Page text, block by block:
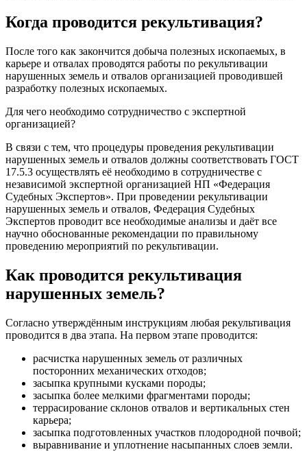
Когда проводится рекультивация?
После того как закончится добыча полезных ископаемых, в
карьере и отвалах проводятся работы по рекультивации
нарушенных земель и отвалов организацией проводившей
разработку полезных ископаемых.
Для чего необходимо сотрудничество с экспертной
организацией?
В связи с тем, что процедуры проведения рекультивации
нарушенных земель и отвалов должны соответствовать ГОСТ
17.5.3 осуществлять её необходимо в сотрудничестве с
независимой экспертной организацией НП «Федерация
Судебных Экспертов». При проведении рекультивации
нарушенных земель и отвалов, Федерация Судебных
Экспертов проводит все необходимые анализы и даёт все
научно обоснованные рекомендации по правильному
проведению мероприятий по рекультивации.
Как проводится рекультивация
нарушенных земель?
Согласно утверждённым инструкциям любая рекультивация
проводится в два этапа. На первом этапе проводится:
расчистка нарушенных земель от различных
посторонних механических отходов;
засыпка крупными кусками породы;
засыпка более мелкими фрагментами породы;
террасирование склонов отвалов и вертикальных стен
карьера;
засыпка подготовленных участков плодородной почвой;
выравнивание и уплотнение насыпанных слоев земли.